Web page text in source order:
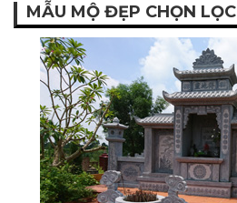
MẪU MỘ ĐẸP CHỌN LỌC